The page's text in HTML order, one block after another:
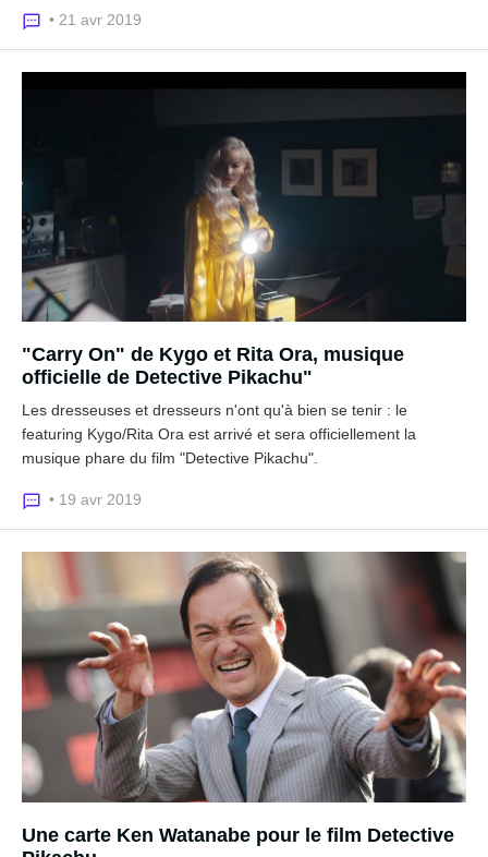
• 21 avr 2019
"Carry On" de Kygo et Rita Ora, musique
officielle de Detective Pikachu"
Les dresseuses et dresseurs n'ont qu'à bien se tenir : le
featuring Kygo/Rita Ora est arrivé et sera officiellement la
musique phare du film "Detective Pikachu".
• 19 avr 2019
Une carte Ken Watanabe pour le film Detective